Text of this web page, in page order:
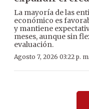
La mayoría de las
económico es
y mantiene
meses, aunque sin
evaluación.
Agosto 7, 2026 03:22 p. m.